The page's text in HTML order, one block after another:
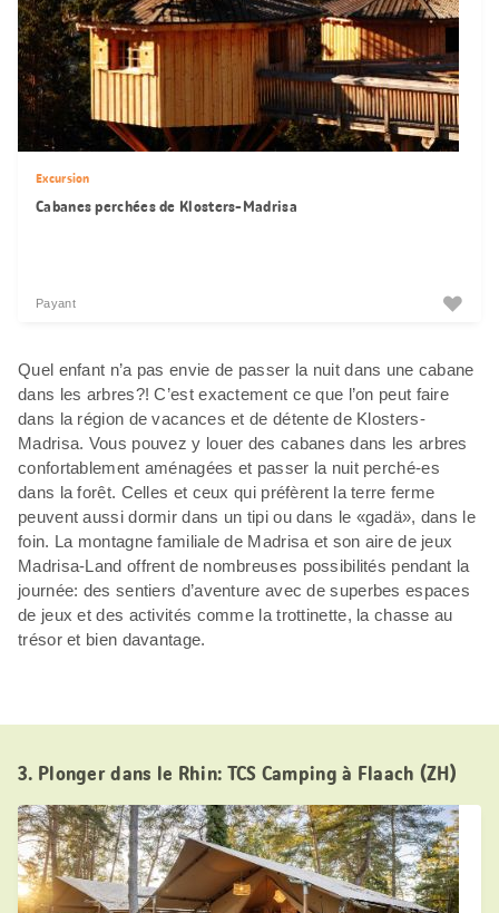
Excursion
Cabanes perchées de Klosters-Madrisa
Payant
Quel enfant n’a pas envie de passer la nuit dans une cabane
dans les arbres?! C’est exactement ce que l’on peut faire
dans la région de vacances et de détente de Klosters-
Madrisa. Vous pouvez y louer des cabanes dans les arbres
confortablement aménagées et passer la nuit perché-es
dans la forêt. Celles et ceux qui préfèrent la terre ferme
peuvent aussi dormir dans un tipi ou dans le «gadä», dans le
foin. La montagne familiale de Madrisa et son aire de jeux
Madrisa-Land offrent de nombreuses possibilités pendant la
journée: des sentiers d’aventure avec de superbes espaces
de jeux et des activités comme la trottinette, la chasse au
trésor et bien davantage.
3. Plonger dans le Rhin: TCS Camping à Flaach (ZH)